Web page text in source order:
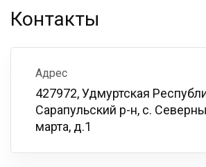
Контакты
Адрес
427972, Удмуртская
Сарапульский р-н, с.
марта, д.1